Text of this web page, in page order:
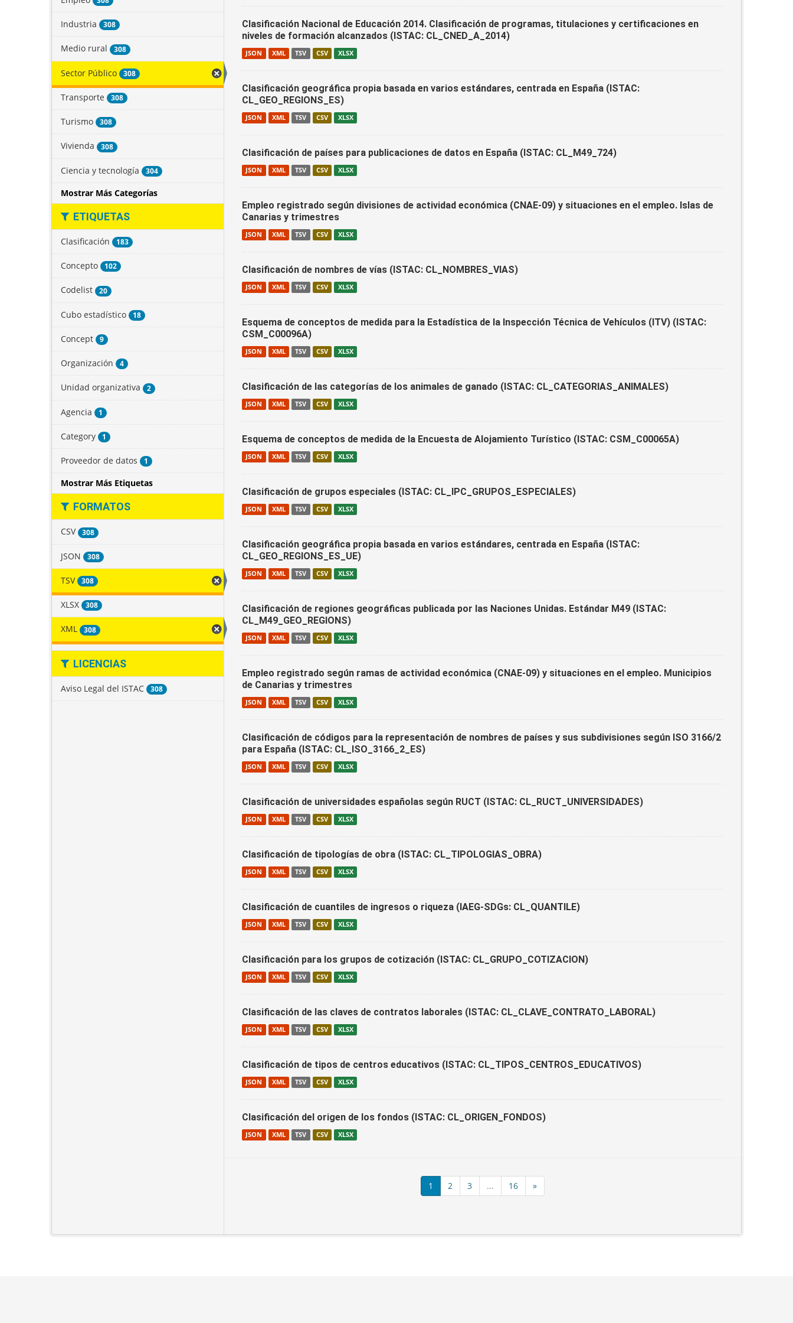
Industria 308
Medio rural 308
Sector Público 308
Transporte 308
Turismo 308
Vivienda 308
Ciencia y tecnología 304
Mostrar Más Categorías
ETIQUETAS
Clasificación 183
Concepto 102
Codelist 20
Cubo estadístico 18
Concept 9
Organización 4
Unidad organizativa 2
Agencia 1
Category 1
Proveedor de datos 1
Mostrar Más Etiquetas
FORMATOS
CSV 308
JSON 308
TSV 308
XLSX 308
XML 308
LICENCIAS
Aviso Legal del ISTAC 308
Clasificación Nacional de Educación 2014. Clasificación de programas, titulaciones y certificaciones en
niveles de formación alcanzados (ISTAC: CL_CNED_A_2014)
JSON XML TSV CSV XLSX
Clasificación geográfica propia basada en varios estándares, centrada en España (ISTAC:
CL_GEO_REGIONS_ES)
JSON XML TSV CSV XLSX
Clasificación de países para publicaciones de datos en España (ISTAC: CL_M49_724)
JSON XML TSV CSV XLSX
Empleo registrado según divisiones de actividad económica (CNAE-09) y situaciones en el empleo. Islas de
Canarias y trimestres
JSON XML TSV CSV XLSX
Clasificación de nombres de vías (ISTAC: CL_NOMBRES_VIAS)
JSON XML TSV CSV XLSX
Esquema de conceptos de medida para la Estadística de la Inspección Técnica de Vehículos (ITV) (ISTAC:
CSM_C00096A)
JSON XML TSV CSV XLSX
Clasificación de las categorías de los animales de ganado (ISTAC: CL_CATEGORIAS_ANIMALES)
JSON XML TSV CSV XLSX
Esquema de conceptos de medida de la Encuesta de Alojamiento Turístico (ISTAC: CSM_C00065A)
JSON XML TSV CSV XLSX
Clasificación de grupos especiales (ISTAC: CL_IPC_GRUPOS_ESPECIALES)
JSON XML TSV CSV XLSX
Clasificación geográfica propia basada en varios estándares, centrada en España (ISTAC:
CL_GEO_REGIONS_ES_UE)
JSON XML TSV CSV XLSX
Clasificación de regiones geográficas publicada por las Naciones Unidas. Estándar M49 (ISTAC:
CL_M49_GEO_REGIONS)
JSON XML TSV CSV XLSX
Empleo registrado según ramas de actividad económica (CNAE-09) y situaciones en el empleo. Municipios
de Canarias y trimestres
JSON XML TSV CSV XLSX
Clasificación de códigos para la representación de nombres de países y sus subdivisiones según ISO 3166/2
para España (ISTAC: CL_ISO_3166_2_ES)
JSON XML TSV CSV XLSX
Clasificación de universidades españolas según RUCT (ISTAC: CL_RUCT_UNIVERSIDADES)
JSON XML TSV CSV XLSX
Clasificación de tipologías de obra (ISTAC: CL_TIPOLOGIAS_OBRA)
JSON XML TSV CSV XLSX
Clasificación de cuantiles de ingresos o riqueza (IAEG-SDGs: CL_QUANTILE)
JSON XML TSV CSV XLSX
Clasificación para los grupos de cotización (ISTAC: CL_GRUPO_COTIZACION)
JSON XML TSV CSV XLSX
Clasificación de las claves de contratos laborales (ISTAC: CL_CLAVE_CONTRATO_LABORAL)
JSON XML TSV CSV XLSX
Clasificación de tipos de centros educativos (ISTAC: CL_TIPOS_CENTROS_EDUCATIVOS)
JSON XML TSV CSV XLSX
Clasificación del origen de los fondos (ISTAC: CL_ORIGEN_FONDOS)
JSON XML TSV CSV XLSX
1 2 3 ... 16 »